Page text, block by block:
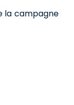
la campagne